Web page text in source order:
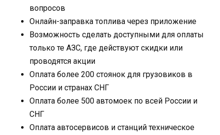
вопросов
Онлайн-заправка топлива через приложение
Возможность сделать доступными для оплаты
только те АЗС, где действуют скидки или
проводятся акции
Оплата более 200 стоянок для грузовиков в
России и странах СНГ
Оплата более 500 автомоек по всей России и
СНГ
Оплата автосервисов и станций техническое